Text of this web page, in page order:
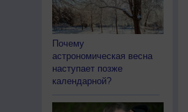
Почему
астрономическая весна
наступает позже
календарной?